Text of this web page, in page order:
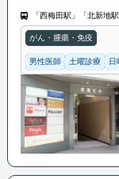
「西梅田駅」「北新地
がん・腫瘍・免疫
男性医師 土曜診療 日